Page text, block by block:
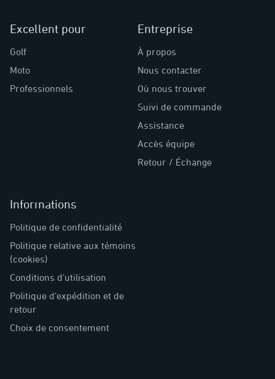
Excellent pour
Golf
Moto
Professionnels
Entreprise
À propos
Nous contacter
Où nous trouver
Suivi de commande
Assistance
Accès équipe
Retour / Échange
Informations
Politique de confidentialité
Politique relative aux témoins
(cookies)
Conditions d'utilisation
Politique d’expédition et de
retour
Choix de consentement